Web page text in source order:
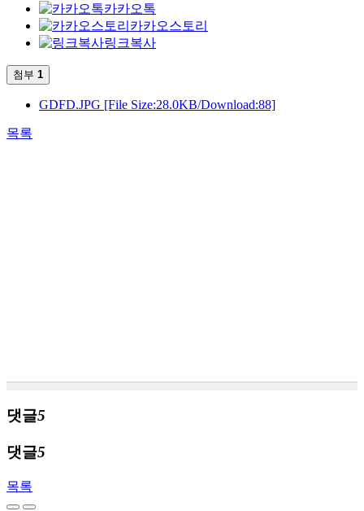
카카오톡
카카오스토리
링크복사
첨부 1
GDFD.JPG [File Size:28.0KB/Download:88]
목록
댓글5
댓글5
목록